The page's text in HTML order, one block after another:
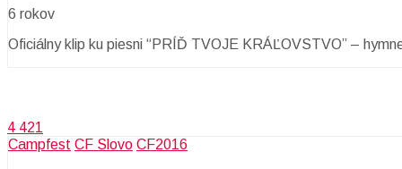
6 rokov
Oficiálny klip ku piesni “PRÍĎ TVOJE KRÁĽOVSTVO” –
4 421
Campfest CF Slovo CF2016